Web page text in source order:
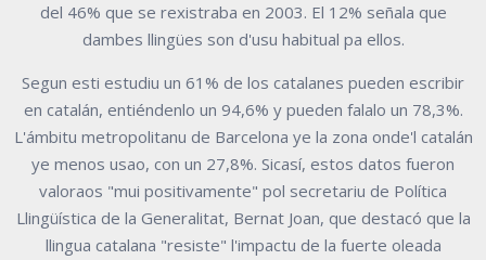
del 46% que se rexistraba en 2003. El 12% señala que
dambes llingües son d'usu habitual pa ellos.
Segun esti estudiu un 61% de los catalanes pueden escribir
en catalán, entiéndenlo un 94,6% y pueden falalo un 78,3%.
L'ámbitu metropolitanu de Barcelona ye la zona onde'l catalán
ye menos usao, con un 27,8%. Sicasí, estos datos fueron
valoraos "mui positivamente" pol secretariu de Política
Llingüística de la Generalitat, Bernat Joan, que destacó que la
llingua catalana "resiste" l'impactu de la fuerte oleada